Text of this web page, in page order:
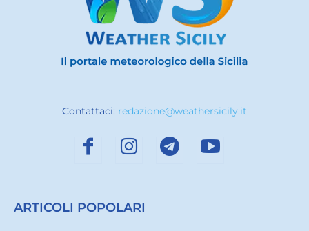
Contattaci: redazione@weathersicily.it
ARTICOLI POPOLARI